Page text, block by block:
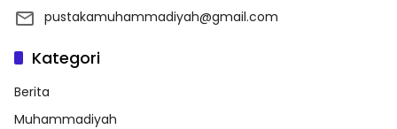
pustakamuhammadiyah@gmail.com
Kategori
Berita
Muhammadiyah